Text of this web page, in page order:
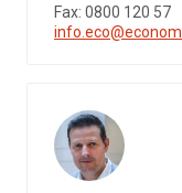
Fax: 0800 120 57